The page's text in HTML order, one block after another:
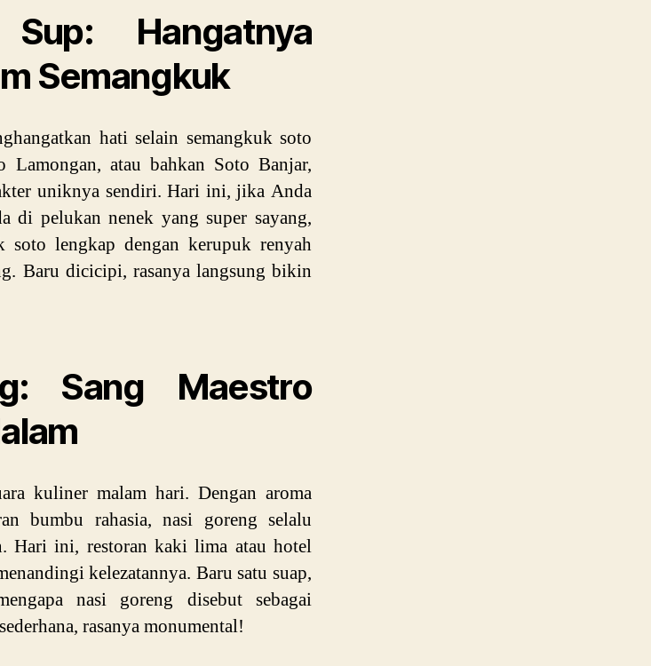
Hangatnya
Semangkuk
hati selain semangkuk soto
Lamongan, atau bahkan Soto Banjar,
uniknya sendiri. Hari ini, jika Anda
di pelukan nenek yang super sayang,
soto lengkap dengan kerupuk renyah
Baru dicicipi, rasanya langsung bikin
Sang Maestro
kuliner malam hari. Dengan aroma
bumbu rahasia, nasi goreng selalu
Hari ini, restoran kaki lima atau hotel
kelezatannya. Baru satu suap,
nasi goreng disebut sebagai
rasanya monumental!